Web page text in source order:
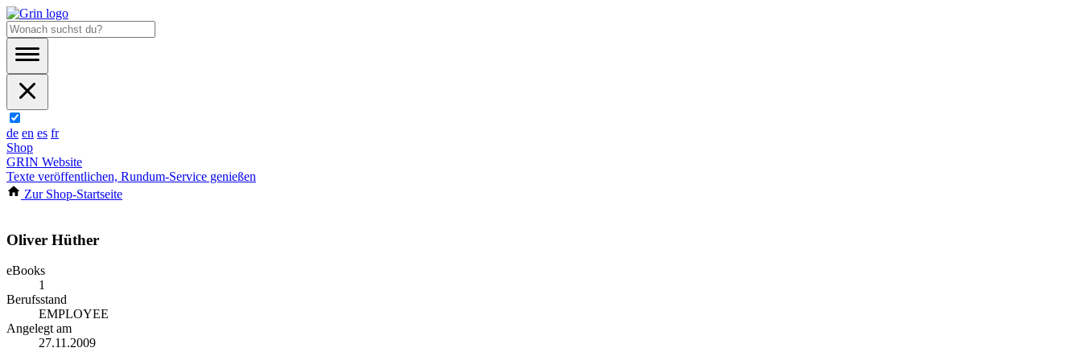
de en es fr
Shop
GRIN Website
Texte veröffentlichen, Rundum-Service genießen
Zur Shop-Startseite
Oliver Hüther
eBooks
1
Berufsstand
EMPLOYEE
Angelegt am
27.11.2009